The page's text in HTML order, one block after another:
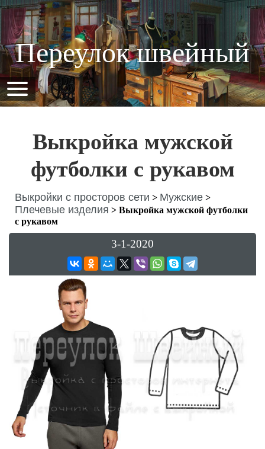
Переулок швейный
Выкройка мужской
футболки с рукавом
Выкройки с просторов сети > Мужские >
Плечевые изделия > Выкройка мужской футболки
с рукавом
3-1-2020